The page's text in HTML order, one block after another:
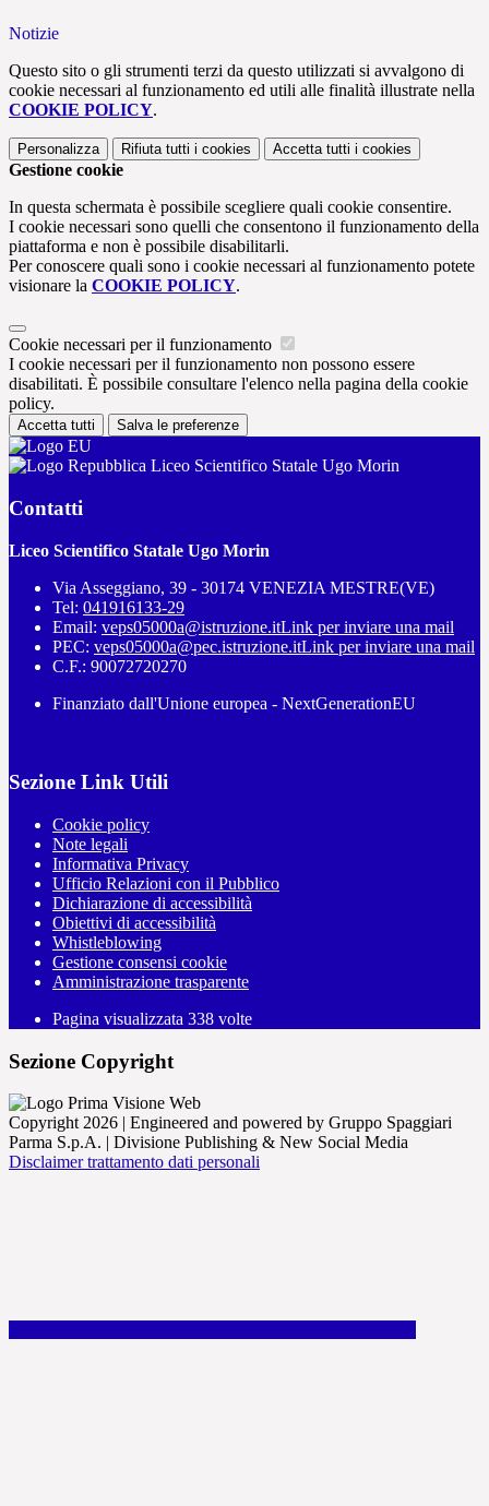
Notizie
Questo sito o gli strumenti terzi da questo utilizzati si avvalgono di
cookie necessari al funzionamento ed utili alle finalità illustrate nella
COOKIE POLICY.
Personalizza Rifiuta tutti i cookies Accetta tutti i cookies
Gestione cookie
In questa schermata è possibile scegliere quali cookie consentire.
I cookie necessari sono quelli che consentono il funzionamento della
piattaforma e non è possibile disabilitarli.
Per conoscere quali sono i cookie necessari al funzionamento potete
visionare la COOKIE POLICY.
Cookie necessari per il funzionamento
I cookie necessari per il funzionamento non possono essere
disabilitati. È possibile consultare l'elenco nella pagina della cookie
policy.
Accetta tutti Salva le preferenze
Liceo Scientifico Statale Ugo Morin
Contatti
Liceo Scientifico Statale Ugo Morin
Via Asseggiano, 39 - 30174 VENEZIA MESTRE(VE)
Tel: 041916133-29
Email: veps05000a@istruzione.itLink per inviare una mail
PEC: veps05000a@pec.istruzione.itLink per inviare una mail
C.F.: 90072720270
Finanziato dall'Unione europea - NextGenerationEU
Sezione Link Utili
Cookie policy
Note legali
Informativa Privacy
Ufficio Relazioni con il Pubblico
Dichiarazione di accessibilità
Obiettivi di accessibilità
Whistleblowing
Gestione consensi cookie
Amministrazione trasparente
Pagina visualizzata 338 volte
Sezione Copyright
Copyright 2026 | Engineered and powered by Gruppo Spaggiari
Parma S.p.A. | Divisione Publishing & New Social Media
Disclaimer trattamento dati personali